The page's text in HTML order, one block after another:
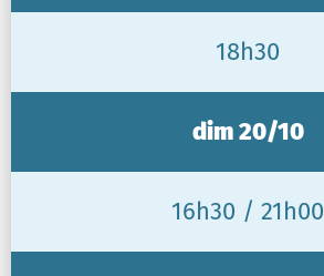
18h30
dim 20/10
16h30 / 21h00